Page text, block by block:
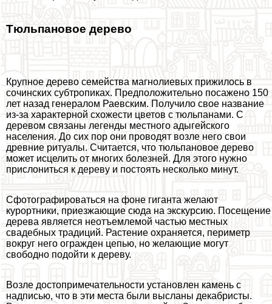
Тюльпановое дерево
Крупное дерево семейства магнолиевых прижилось в
сочинских субтропиках. Предположительно посажено 150
лет назад генералом Раевским. Получило свое название
из-за хаpaктерной схожести цветов с тюльпанами. С
деревом связаны легенды местного адыгeйского
населения. До сих пор они проводят возле него свои
древние ритуалы. Считается, что тюльпановое дерево
может исцелить от многих болезней. Для этого нужно
прислониться к дереву и постоять несколько минут.
Сфотографироваться на фоне гиганта желают
курортники, приезжающие сюда на экскурсию. Посещение
дерева является неотъемлемой частью местных
свадебных традиций. Растение охраняется, периметр
вокруг него огражден цепью, но желающие могут
свободно подойти к дереву.
Возле достопримечательности установлен камень с
надписью, что в эти места были высланы декабристы.